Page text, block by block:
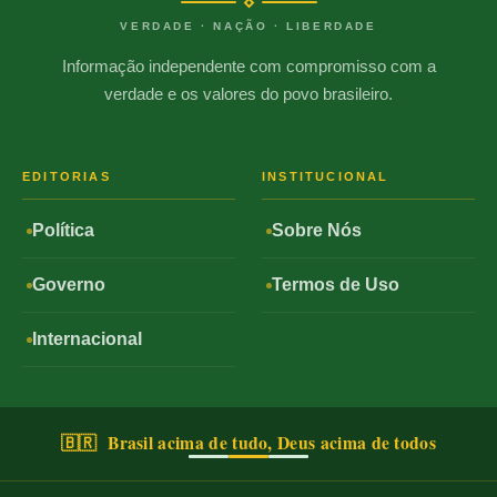
VERDADE · NAÇÃO · LIBERDADE
Informação independente com compromisso com a
verdade e os valores do povo brasileiro.
EDITORIAS
Política
Governo
Internacional
INSTITUCIONAL
Sobre Nós
Termos de Uso
🇧🇷 Brasil acima de tudo, Deus acima de todos